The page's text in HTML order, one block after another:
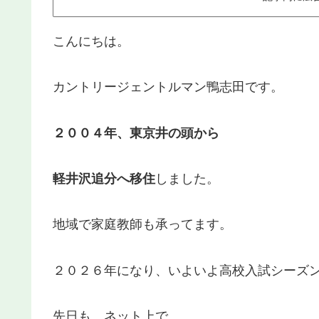
こんにちは。
カントリージェントルマン鴨志田です。
２００４年、東京井の頭から
軽井沢追分へ移住 しました。
地域で家庭教師も承ってます。
２０２６年になり、いよいよ高校入試シーズ